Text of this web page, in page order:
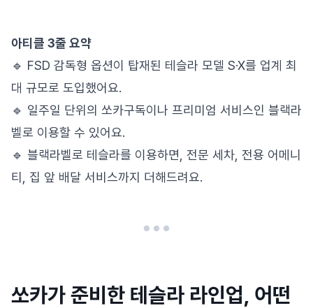
아티클 3줄 요약
🔹 FSD 감독형 옵션이 탑재된 테슬라 모델 S·X를 업계 최
대 규모로 도입했어요.
🔹 일주일 단위의 쏘카구독이나 프리미엄 서비스인 블랙라
벨로 이용할 수 있어요.
🔹 블랙라벨로 테슬라를 이용하면, 전문 세차, 전용 어메니
티, 집 앞 배달 서비스까지 더해드려요.
쏘카가 준비한 테슬라 라인업, 어떤